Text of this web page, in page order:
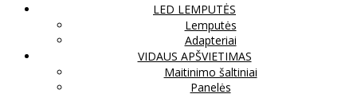
LED LEMPUTĖS
Lemputės
Adapteriai
VIDAUS APŠVIETIMAS
Maitinimo šaltiniai
Panelės